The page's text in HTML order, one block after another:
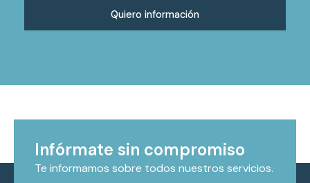
Infórmate sin compromiso
Te informamos sobre todos nuestros servicios.